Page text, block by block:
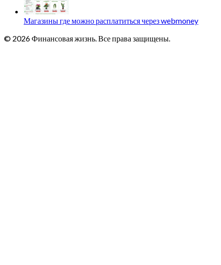
Магазины где можно расплатиться через webmoney
© 2026 Финансовая жизнь. Все права защищены.